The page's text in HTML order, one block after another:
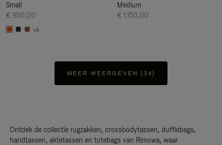
Small
€ 950,00
+5
Medium
€ 1.150,00
MEER WEERGEVEN (34)
Ontdek de collectie rugzakken, crossbodytassen, dufflebags,
handtassen, aktetassen en totebags van Rimowa, waar